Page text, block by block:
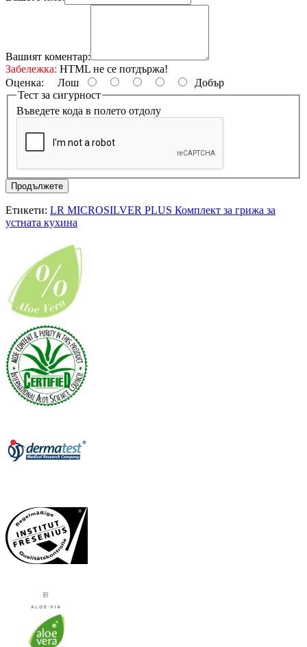
Вашият коментар:
Забележка: HTML не се потдържа!
Оценка: Лош
Добър
Тест за сигурност
Въведете кода в полето отдолу
Продължете
Етикети: LR MICROSILVER PLUS Комплект за грижа за
устната кухина